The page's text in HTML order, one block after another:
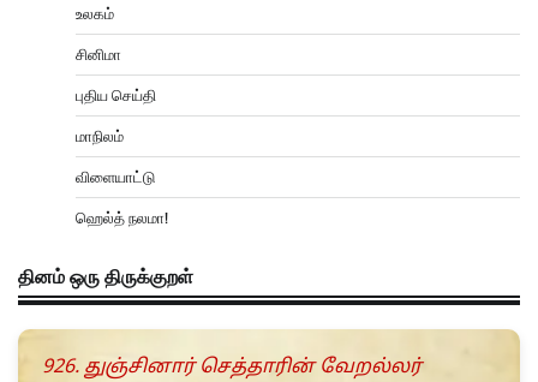
உலகம்
சினிமா
புதிய செய்தி
மாநிலம்
விளையாட்டு
ஹெல்த் நலமா!
தினம் ஒரு திருக்குறள்
926. துஞ்சினார் செத்தாரின் வேறல்லர்